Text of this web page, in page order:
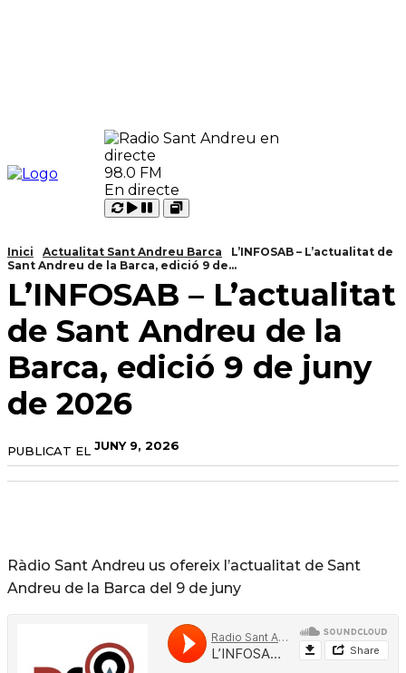
98.0 FM
En directe
Carregant
Reproduir
Pausar
Open
Inici Actualitat Sant Andreu Barca
L’INFOSAB – L’actualitat de
Sant Andreu de la Barca, edició 9 de...
L’INFOSAB – L’actualitat
de Sant Andreu de la
Barca, edició 9 de juny
de 2026
PUBLICAT EL JUNY 9, 2026
Ràdio Sant Andreu us ofereix l’actualitat de Sant
Andreu de la Barca del 9 de juny